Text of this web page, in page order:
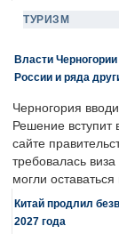
ТУРИЗМ
Власти
России и ряда
Черногория
Решение
сайте
требовалась
могли
Китай продлил
2027 года